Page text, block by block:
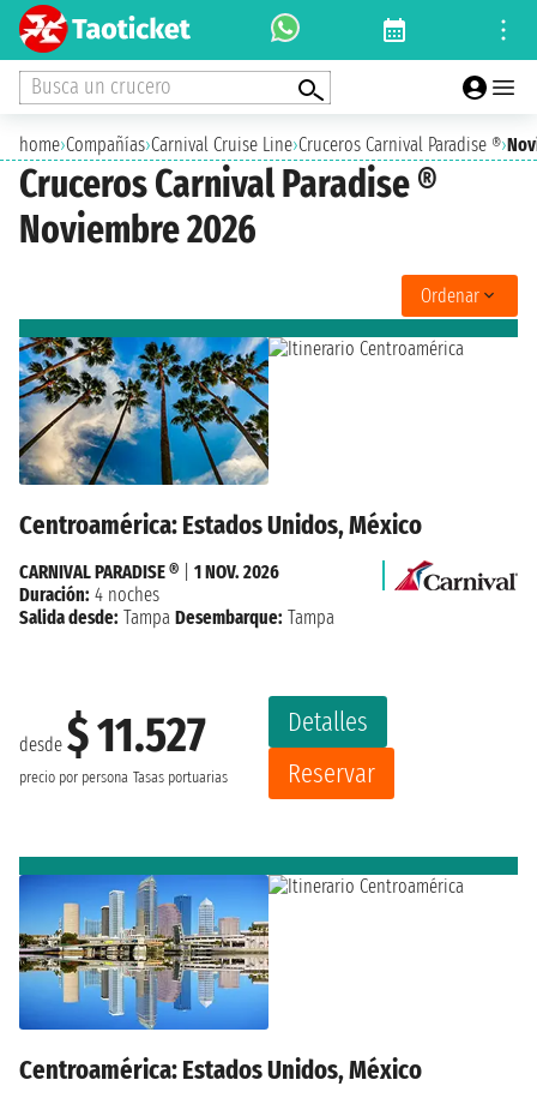
Busca un crucero
home›Compañías›Carnival Cruise Line›Cruceros Carnival Paradise ®›
Cruceros Carnival Paradise ®
Noviembre 2026
Ordenar
Centroamérica: Estados Unidos, México
desde $ 11.527
precio por persona Tasas portuarias
Detalles
Reservar
CARNIVAL PARADISE ®
1 NOV. 2026
Duración: 4 noches
Salida desde: Tampa Desembarque: Tampa
Centroamérica: Estados Unidos, México